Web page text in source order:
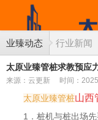
业臻动态 行业新闻
太原业臻管桩求教预应
来源：云更新 时间：
太原业臻管桩山西
1．桩机与桩出场